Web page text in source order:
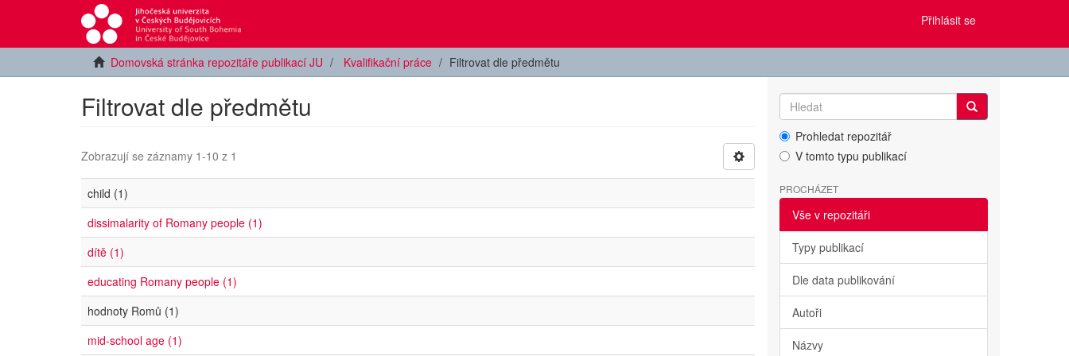
Přihlásit se
Domovská stránka repozitáře publikací JU Kvalifikační práce Filtrovat dle předmětu
Filtrovat dle předmětu
Zobrazují se záznamy 1-10 z 1
child (1)
dissimalarity of Romany people (1)
dítě (1)
educating Romany people (1)
hodnoty Romů (1)
mid-school age (1)
Prohledat repozitář
V tomto typu publikací
PROCHÁZET
Vše v repozitáři
Typy publikací
Dle data publikování
Autoři
Názvy